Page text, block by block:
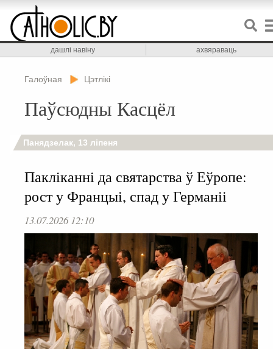
дашлі навіну ахвяраваць
Галоўная Цэтлікі
Паўсюдны Касцёл
Панядзелак, 13 ліпеня
Пакліканні да святарства ў Еўропе:
рост у Францыі, спад у Германіі
13.07.2026 12:10